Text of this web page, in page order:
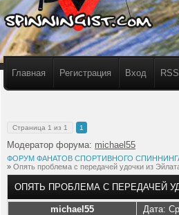
Главная Регистрация Вход RSS
Страница 1 из 1 1
Модератор форума: michael55
ФОРУМ ФАНАТОВ СПОРТИВНОГО
» Опять проблема с передачей удочки из
ОПЯТЬ ПРОБЛЕМА С ПЕРЕДАЧЕЙ
michael55 Дата: